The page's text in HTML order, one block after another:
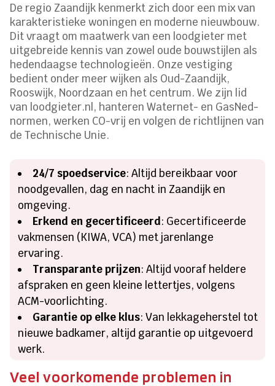
De regio Zaandijk kenmerkt zich door een mix van
karakteristieke woningen en moderne nieuwbouw.
Dit vraagt om maatwerk van een loodgieter met
uitgebreide kennis van zowel oude bouwstijlen als
hedendaagse technologieën. Onze vestiging
bedient onder meer wijken als Oud-Zaandijk,
Rooswijk, Noordzaan en het centrum. We zijn lid
van loodgieter.nl, hanteren Waternet- en GasNed-
normen, werken CO-vrij en volgen de richtlijnen van
de Technische Unie.
24/7 spoedservice: Altijd bereikbaar voor
noodgevallen, dag en nacht in Zaandijk en
omgeving.
Erkend en gecertificeerd: Gecertificeerde
vakmensen (KIWA, VCA) met jarenlange
ervaring.
Transparante prijzen: Altijd vooraf heldere
afspraken en geen kleine lettertjes, volgens
ACM-voorlichting.
Garantie op elke klus: Van lekkageherstel tot
nieuwe badkamer, altijd garantie op uitgevoerd
werk.
Veel voorkomende problemen in